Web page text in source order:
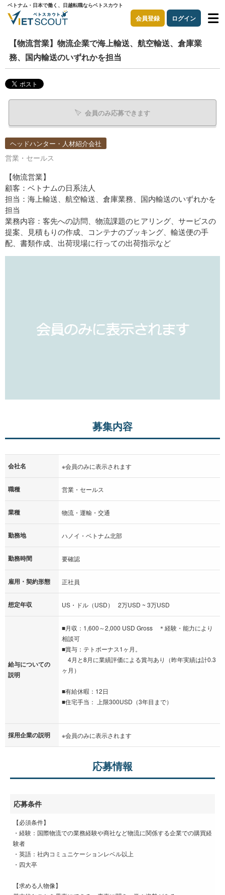
ベトナム・日本で働く、日越転職ならベトスカウト
会員登録 ログイン
【物流営業】物流企業で海上輸送、航空輸送、倉庫業
務、国内輸送のいずれかを担当
会員のみ応募できます
ヘッドハンター・人材紹介会社
営業・セールス
【物流営業】
顧客：ベトナムの日系法人
担当：海上輸送、航空輸送、倉庫業務、国内輸送のいずれかを
担当
業務内容：客先への訪問、物流課題のヒアリング、サービスの
提案、見積もりの作成、コンテナのブッキング、輸送便の手
配、書類作成、出荷現場に行っての出荷指示など
募集内容
会社名 ※会員のみに表示されます
職種 営業・セールス
業種 物流・運輸・交通
勤務地 ハノイ・ベトナム北部
勤務時間 要確認
雇用・契約形態 正社員
想定年収 US・ドル（USD） 2万USD ~ 3万USD
給与についての
説明
■月収：1,600～2,000 USD Gross ＊経験・能力により
相談可
■賞与：テトボーナス1ヶ月。
4月と8月に業績評価による賞与あり（昨年実績は計0.3
ヶ月）
■有給休暇：12日
■住宅手当： 上限300USD（3年目まで）
採用企業の説明 ※会員のみに表示されます
応募情報
応募条件
【必須条件】
・経験：国際物流での業務経験や商社など物流に関係する企業での購買経
験者
・英語：社内コミュニケーションレベル以上
・四大卒
【求める人物像】